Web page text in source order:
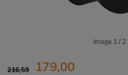
Image 1 / 2
216,59 179,00